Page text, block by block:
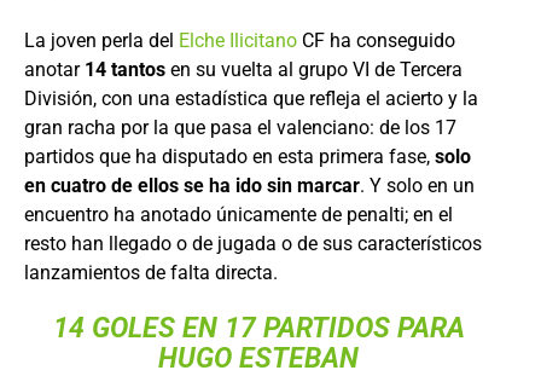
La joven perla del Elche Ilicitano CF ha conseguido
anotar 14 tantos en su vuelta al grupo VI de Tercera
División, con una estadística que refleja el acierto y la
gran racha por la que pasa el valenciano: de los 17
partidos que ha disputado en esta primera fase, solo
en cuatro de ellos se ha ido sin marcar. Y solo en un
encuentro ha anotado únicamente de penalti; en el
resto han llegado o de jugada o de sus característicos
lanzamientos de falta directa.
14 GOLES EN 17 PARTIDOS PARA
HUGO ESTEBAN